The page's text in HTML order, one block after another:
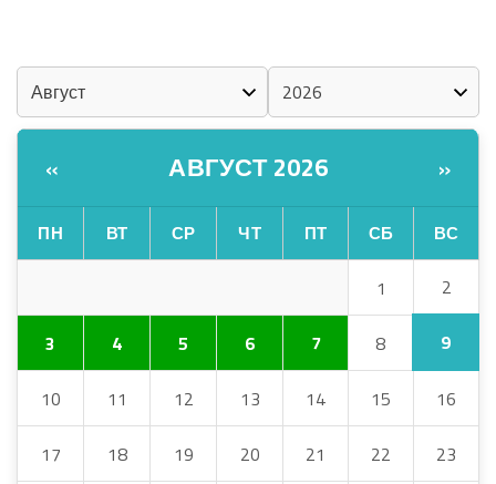
« АВГУСТ 2026 »
ПН ВТ СР ЧТ ПТ СБ ВС
1 2
3 4 5 6 7 8 9
10 11 12 13 14 15 16
17 18 19 20 21 22 23